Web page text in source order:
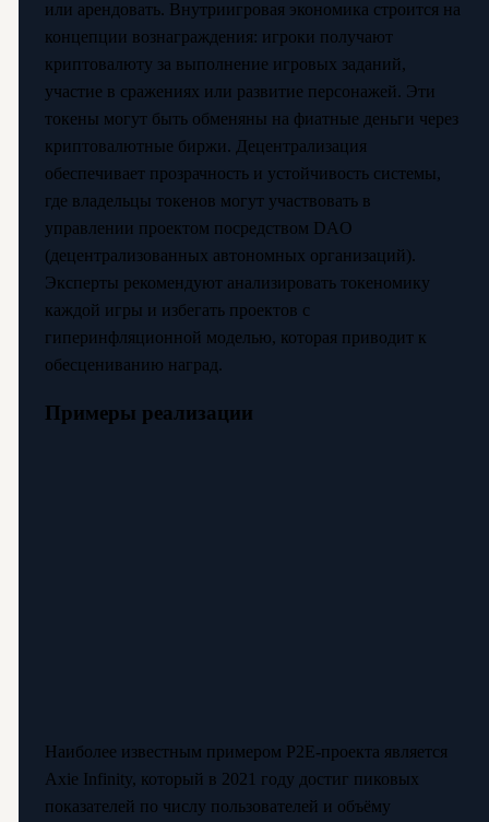
или арендовать. Внутриигровая экономика строится на
концепции вознаграждения: игроки получают
криптовалюту за выполнение игровых заданий,
участие в сражениях или развитие персонажей. Эти
токены могут быть обменяны на фиатные деньги через
криптовалютные биржи. Децентрализация
обеспечивает прозрачность и устойчивость системы,
где владельцы токенов могут участвовать в
управлении проектом посредством DAO
(децентрализованных автономных организаций).
Эксперты рекомендуют анализировать токеномику
каждой игры и избегать проектов с
гиперинфляционной моделью, которая приводит к
обесцениванию наград.
Примеры реализации
Наиболее известным примером P2E-проекта является
Axie Infinity, который в 2021 году достиг пиковых
показателей по числу пользователей и объёму